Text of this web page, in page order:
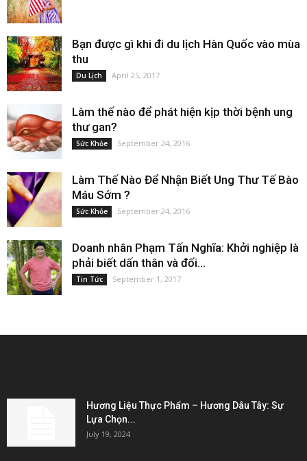
Bạn được gì khi đi du lịch Hàn Quốc vào mùa
thu
Du Lịch April 25, 2017
Làm thế nào để phát hiện kịp thời bệnh ung
thư gan?
Sức Khỏe September 24, 2016
Làm Thế Nào Để Nhận Biết Ung Thư Tế Bào
Máu Sớm ?
Sức Khỏe September 24, 2016
Doanh nhân Phạm Tấn Nghĩa: Khởi nghiệp là
phải biết dấn thân và đối...
Tin Tức September 1, 2017
Hương Liệu Thực Phẩm – Hương Dâu Tây: Sự
Lựa Chọn...
July 19, 2024